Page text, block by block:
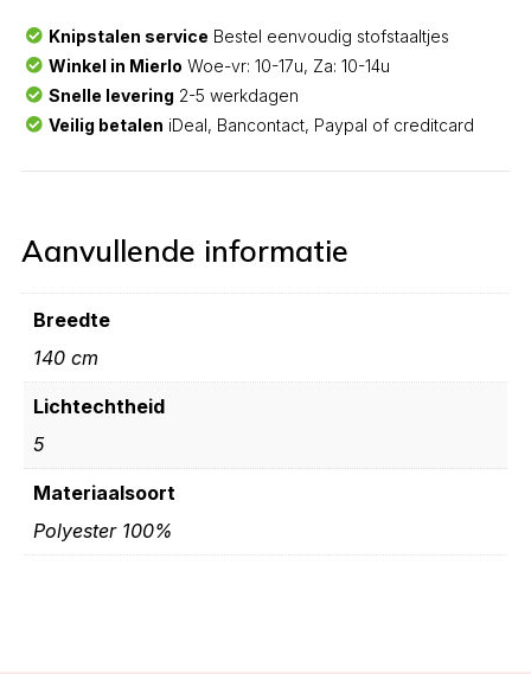
Knipstalen service Bestel eenvoudig stofstaaltjes
Winkel in Mierlo Woe-vr: 10-17u, Za: 10-14u
Snelle levering 2-5 werkdagen
Veilig betalen iDeal, Bancontact, Paypal of creditcard
Aanvullende informatie
Breedte
140 cm
Lichtechtheid
5
Materiaalsoort
Polyester 100%